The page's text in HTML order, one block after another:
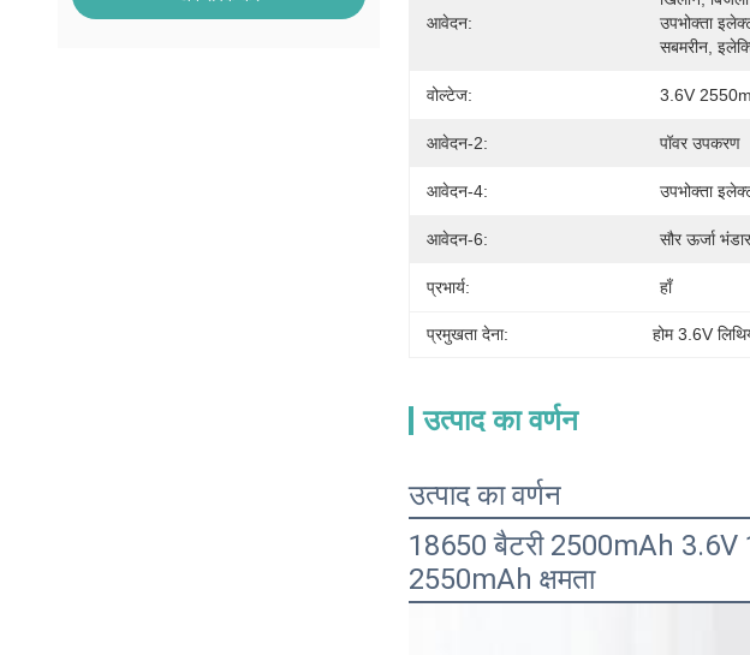
आवेदन:
उपभोक्ता
सबमरीन,
वोल्टेज: 3.6V
आवेदन-2: पॉवर उपकरण
आवेदन-4: उपभोक्ता
आवेदन-6: सौर ऊर्जा
प्रभार्य: हाँ
प्रमुखता देना: होम 3.6V
उत्पाद का वर्णन
उत्पाद का वर्णन
18650 बैटरी 2500mAh 3.6V
2550mAh क्षमता